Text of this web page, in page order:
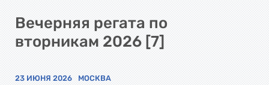
Вечерняя регата по
вторникам 2026 [7]
23 ИЮНЯ 2026 МОСКВА